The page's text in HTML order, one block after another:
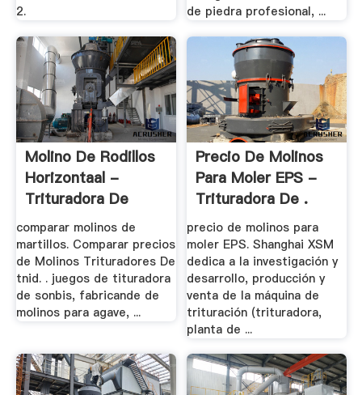
2.
de piedra profesional, ...
Molino De Rodillos
Horizontaal -
Trituradora De
Cono
comparar molinos de
martillos. Comparar precios
de Molinos Trituradores De
tnid. . juegos de tituradora
de sonbis, fabricande de
molinos para agave, ...
Precio De Molinos
Para Moler EPS -
Trituradora De .
precio de molinos para
moler EPS. Shanghai XSM
dedica a la investigación y
desarrollo, producción y
venta de la máquina de
trituración (trituradora,
planta de ...